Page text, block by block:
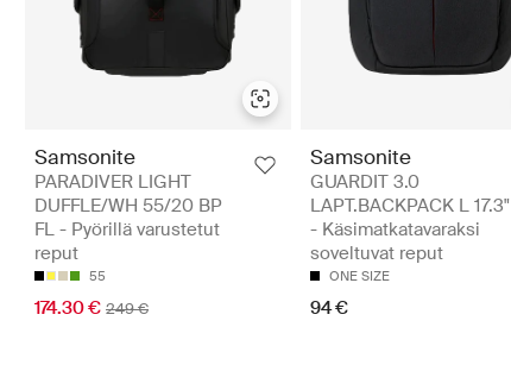
Samsonite
PARADIVER LIGHT
DUFFLE/WH 55/20 BP
FL - Pyörillä varustetut
reput
55
174.30 € 249 €
Samsonite
GUARDIT 3.0
LAPT.BACKPACK L 17.3"
- Käsimatkatavaraksi
soveltuvat reput
ONE SIZE
94 €